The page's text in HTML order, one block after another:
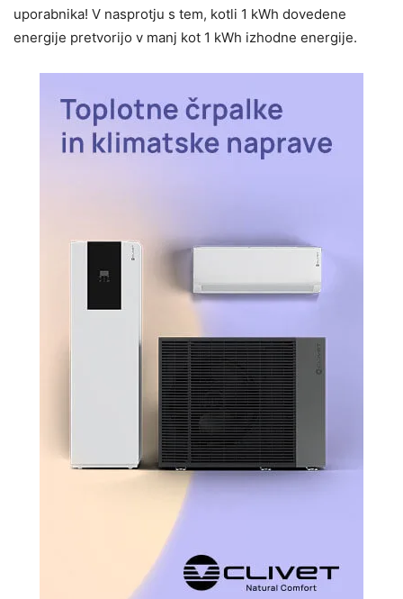
uporabnika! V nasprotju s tem, kotli 1 kWh dovedene
energije pretvorijo v manj kot 1 kWh izhodne energije.